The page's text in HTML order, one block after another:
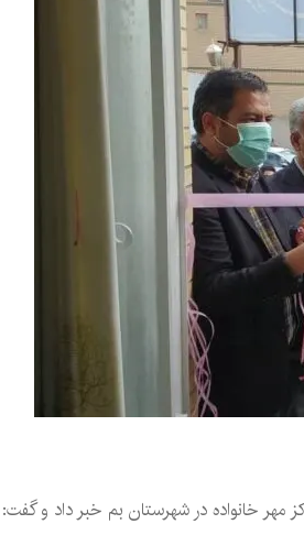
خانواده در شهرستان بم خبر داد و گفت: